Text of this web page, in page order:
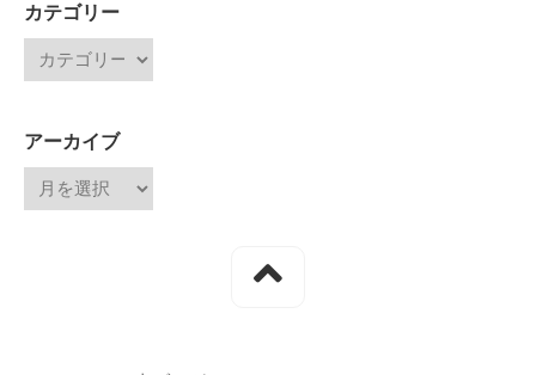
カテゴリー
アーカイブ